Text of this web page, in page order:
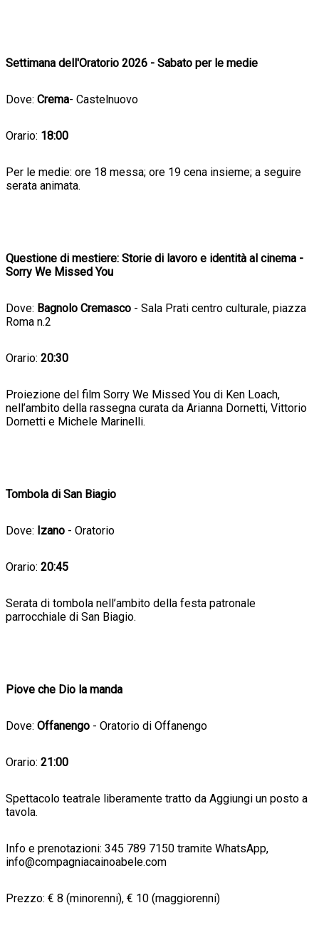
Settimana dell'Oratorio 2026 - Sabato per le medie
Dove: Crema- Castelnuovo
Orario: 18:00
Per le medie: ore 18 messa; ore 19 cena insieme; a seguire
serata animata.
Questione di mestiere: Storie di lavoro e identità al cinema -
Sorry We Missed You
Dove: Bagnolo Cremasco - Sala Prati centro culturale, piazza
Roma n.2
Orario: 20:30
Proiezione del film Sorry We Missed You di Ken Loach,
nell’ambito della rassegna curata da Arianna Dornetti, Vittorio
Dornetti e Michele Marinelli.
Tombola di San Biagio
Dove: Izano - Oratorio
Orario: 20:45
Serata di tombola nell’ambito della festa patronale
parrocchiale di San Biagio.
Piove che Dio la manda
Dove: Offanengo - Oratorio di Offanengo
Orario: 21:00
Spettacolo teatrale liberamente tratto da Aggiungi un posto a
tavola.
Info e prenotazioni: 345 789 7150 tramite WhatsApp,
info@compagniacainoabele.com
Prezzo: € 8 (minorenni), € 10 (maggiorenni)